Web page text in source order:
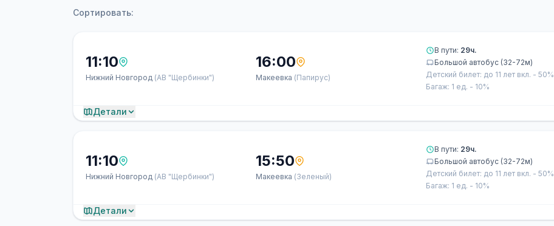
Сортировать:
11:10
Нижний Новгород (АВ "Щербинки")
16:00
Макеевка (Папирус)
В пути: 29ч.
Большой автобус (32-72м)
Детский билет: до 11 лет вкл. - 50%
Багаж: 1 ед. - 10%
Детали
11:10
Нижний Новгород (АВ "Щербинки")
15:50
Макеевка (Зеленый)
В пути: 29ч.
Большой автобус (32-72м)
Детский билет: до 11 лет вкл. - 50%
Багаж: 1 ед. - 10%
Детали